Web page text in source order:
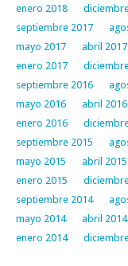
enero 2018
septiembre 2017
mayo 2017
abril 2017
enero 2017
septiembre 2016
mayo 2016
abril 2016
enero 2016
septiembre 2015
mayo 2015
abril 2015
enero 2015
septiembre 2014
mayo 2014
abril 2014
enero 2014